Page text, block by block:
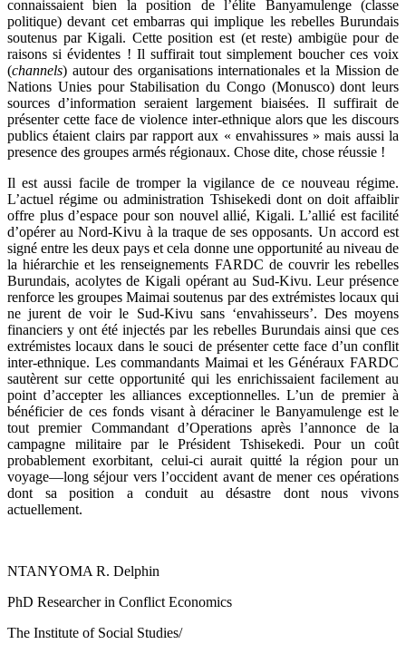
connaissaient bien la position de l’élite Banyamulenge (classe
politique) devant cet embarras qui implique les rebelles Burundais
soutenus par Kigali. Cette position est (et reste) ambigüe pour de
raisons si évidentes ! Il suffirait tout simplement boucher ces voix
(channels) autour des organisations internationales et la Mission de
Nations Unies pour Stabilisation du Congo (Monusco) dont leurs
sources d’information seraient largement biaisées. Il suffirait de
présenter cette face de violence inter-ethnique alors que les discours
publics étaient clairs par rapport aux « envahissures » mais aussi la
presence des groupes armés régionaux. Chose dite, chose réussie !
Il est aussi facile de tromper la vigilance de ce nouveau régime.
L’actuel régime ou administration Tshisekedi dont on doit affaiblir
offre plus d’espace pour son nouvel allié, Kigali. L’allié est facilité
d’opérer au Nord-Kivu à la traque de ses opposants. Un accord est
signé entre les deux pays et cela donne une opportunité au niveau de
la hiérarchie et les renseignements FARDC de couvrir les rebelles
Burundais, acolytes de Kigali opérant au Sud-Kivu. Leur présence
renforce les groupes Maimai soutenus par des extrémistes locaux qui
ne jurent de voir le Sud-Kivu sans ‘envahisseurs’. Des moyens
financiers y ont été injectés par les rebelles Burundais ainsi que ces
extrémistes locaux dans le souci de présenter cette face d’un conflit
inter-ethnique. Les commandants Maimai et les Généraux FARDC
sautèrent sur cette opportunité qui les enrichissaient facilement au
point d’accepter les alliances exceptionnelles. L’un de premier à
bénéficier de ces fonds visant à déraciner le Banyamulenge est le
tout premier Commandant d’Operations après l’annonce de la
campagne militaire par le Président Tshisekedi. Pour un coût
probablement exorbitant, celui-ci aurait quitté la région pour un
voyage―long séjour vers l’occident avant de mener ces opérations
dont sa position a conduit au désastre dont nous vivons
actuellement.
NTANYOMA R. Delphin
PhD Researcher in Conflict Economics
The Institute of Social Studies/